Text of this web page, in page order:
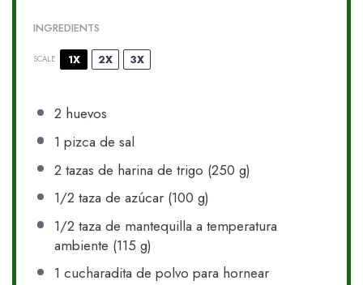
INGREDIENTS
SCALE 1X 2X 3X
2 huevos
1 pizca de sal
2 tazas de harina de trigo (250 g)
1/2 taza de azúcar (100 g)
1/2 taza de mantequilla a temperatura
ambiente (115 g)
1 cucharadita de polvo para hornear